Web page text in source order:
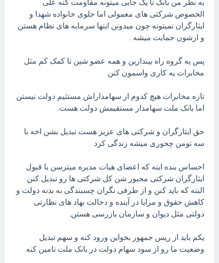
به نظر من بانک تا یک جایی میتونه مقاومت کته علی
الخصوص شرکتی های معمولی اما جلوی خانواده شهدا و
ایثارگران نمیتونه چون میدونن اینها سرمایه های نظام هستن
و ازشون حمایت میشه .
پس یه گروه راه بیندازین و همه عضو شین تا کمک کم مثل
مخابرات یه کاری واسمون کنن
تازه مخابرات هیچ کدوم از سهامداراش مستثیم دولت نیستن
اما بانک ملت سهامدار مستقیمش دولت هست.
حق ایثارگران و شرکتی های عزیز هست تبدیل بشن اخه با
سه تومن چجوری میشه زندگی کرد
احساس بنده اینه که اعضای هیات مدیره میترسن با قبول
ایثارگران شرکتی مجبور شن کل شرکتی ها رو تبدیل کنن
البته که باید کنن و از طرفی نگران چسبندگی به بدنه دولت و
کاهش حقوق و مزایا در آینده و دخالت بهاد های نظارتی
دولتی مثل دیوان و سازمان بازرسی هستن.
یکم باید از ریس جمهور بخواین ورود کنه و سهم تبدیل
وضعیت ما رو از سود سهام دولت در بانک ملت تامین کنه